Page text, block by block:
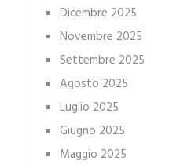
Dicembre 2025
Novembre 2025
Settembre 2025
Agosto 2025
Luglio 2025
Giugno 2025
Maggio 2025